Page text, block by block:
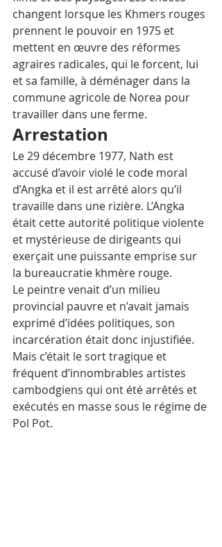
changent lorsque les Khmers rouges
prennent le pouvoir en 1975 et
mettent en œuvre des réformes
agraires radicales, qui le forcent, lui
et sa famille, à déménager dans la
commune agricole de Norea pour
travailler dans une ferme.
Arrestation
Le 29 décembre 1977, Nath est
accusé d’avoir violé le code moral
d’Angka et il est arrêté alors qu’il
travaille dans une rizière. L’Angka
était cette autorité politique violente
et mystérieuse de dirigeants qui
exerçait une puissante emprise sur
la bureaucratie khmère rouge.
Le peintre venait d’un milieu
provincial pauvre et n’avait jamais
exprimé d’idées politiques, son
incarcération était donc injustifiée.
Mais c’était le sort tragique et
fréquent d’innombrables artistes
cambodgiens qui ont été arrêtés et
exécutés en masse sous le régime de
Pol Pot.